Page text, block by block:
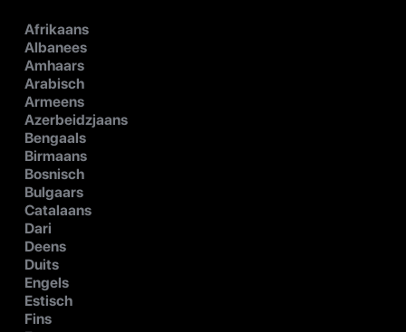
Afrikaans
Albanees
Amhaars
Arabisch
Armeens
Azerbeidzjaans
Bengaals
Birmaans
Bosnisch
Bulgaars
Catalaans
Dari
Deens
Duits
Engels
Estisch
Fins